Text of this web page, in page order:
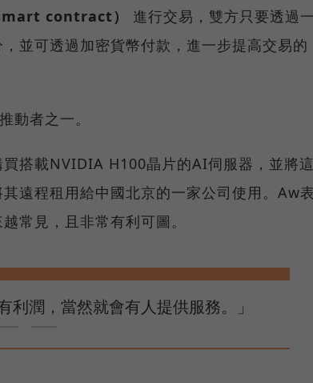
contract）
進行交易，雙方只要透過
並可透過加密貨幣付款，進一步提高交易的
動者之一。
搭載NVIDIA H100晶片的AI伺服器，並將
遠程租用給中國北京的一家公司使用。Aw
常見，且非常有利可圖。
潤，當然就會有人提供服務。」